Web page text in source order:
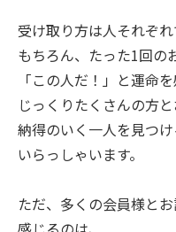
受け取り方は人それぞれ
もちろん、たった1回の
「この人だ！」と運命
じっくりたくさんの方
納得のいく一人を見つ
いらっしゃいます。
ただ、多くの会員様と